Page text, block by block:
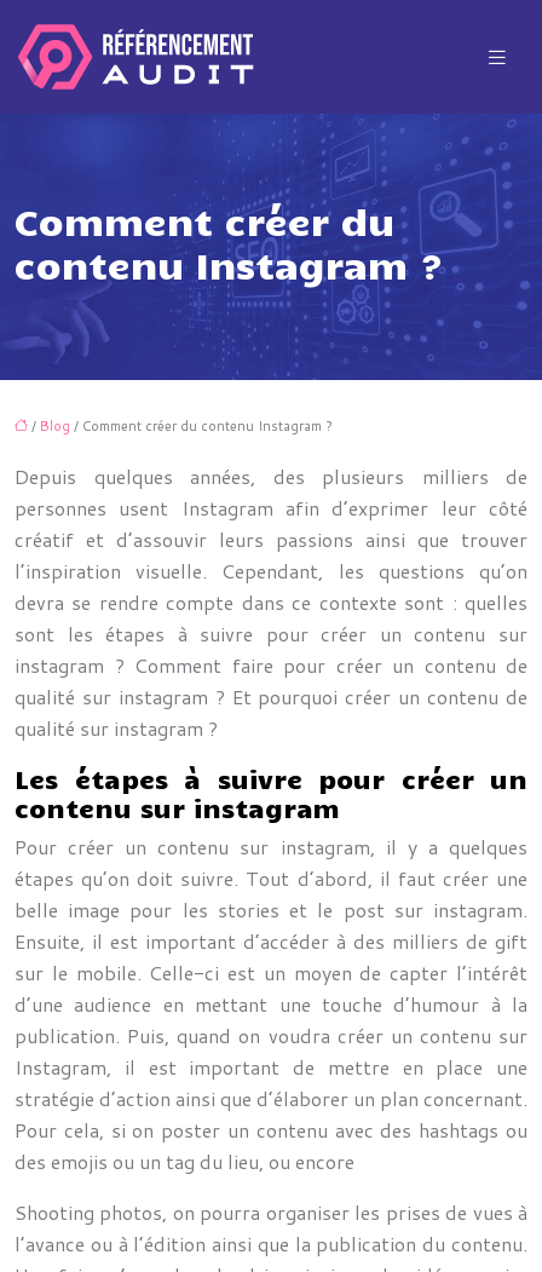
Comment créer du
contenu Instagram ?
/ Blog / Comment créer du contenu Instagram ?
Depuis quelques années, des plusieurs milliers de
personnes usent Instagram afin d’exprimer leur côté
créatif et d’assouvir leurs passions ainsi que trouver
l’inspiration visuelle. Cependant, les questions qu’on
devra se rendre compte dans ce contexte sont : quelles
sont les étapes à suivre pour créer un contenu sur
instagram ? Comment faire pour créer un contenu de
qualité sur instagram ? Et pourquoi créer un contenu de
qualité sur instagram ?
Les étapes à suivre pour créer un
contenu sur instagram
Pour créer un contenu sur instagram, il y a quelques
étapes qu’on doit suivre. Tout d’abord, il faut créer une
belle image pour les stories et le post sur instagram.
Ensuite, il est important d’accéder à des milliers de gift
sur le mobile. Celle-ci est un moyen de capter l’intérêt
d’une audience en mettant une touche d’humour à la
publication. Puis, quand on voudra créer un contenu sur
Instagram, il est important de mettre en place une
stratégie d’action ainsi que d’élaborer un plan concernant.
Pour cela, si on poster un contenu avec des hashtags ou
des emojis ou un tag du lieu, ou encore
Shooting photos, on pourra organiser les prises de vues à
l’avance ou à l’édition ainsi que la publication du contenu.